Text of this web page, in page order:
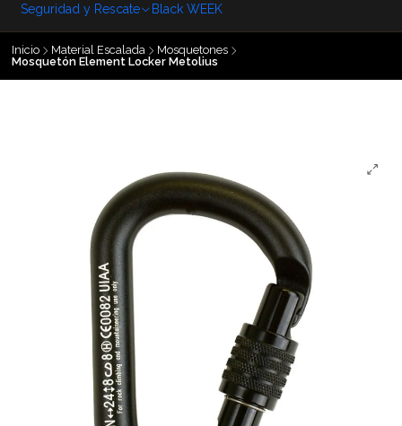
Seguridad y Rescate Black WEEK
Inicio Material Escalada
Mosquetones
Mosquetón Element Locker Metolius